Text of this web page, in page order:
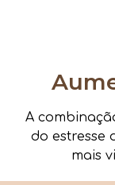
A
do estresse
mais